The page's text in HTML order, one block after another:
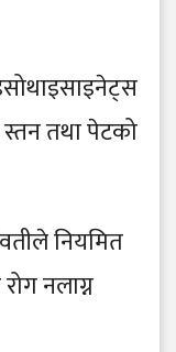
तथा पेटको
नियमित
नलाग्न